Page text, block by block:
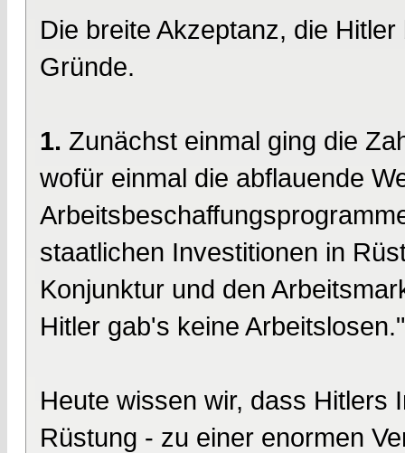
Die breite Akzeptanz, die
Gründe.
1. Zunächst einmal ging die
wofür einmal die abflauende
staatlichen Investitionen in
Konjunktur und den
Hitler gab's keine Arbeitslosen."
Heute wissen wir, dass Hitlers
Rüstung - zu einer enormen